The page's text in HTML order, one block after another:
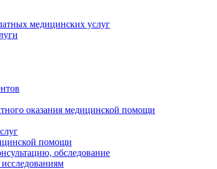
медицинских услуг
оказания медицинской помощи
помощи
обследование